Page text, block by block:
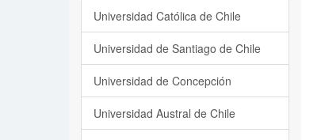
Universidad Católica de Chile
Universidad de Santiago de Chile
Universidad de Concepción
Universidad Austral de Chile